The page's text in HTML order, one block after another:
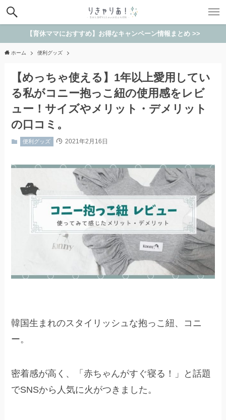
【育休ママにおすすめ】お得なキャンペーン情報まとめ >>
ホーム 便利グッズ
【めっちゃ使える】1年以上愛用してい
る私がコニー抱っこ紐の使用感をレビ
ュー！サイズやメリット・デメリット
の口コミ。
便利グッズ 2021年2月16日
韓国生まれのスタイリッシュな抱っこ紐、コニ
ー。
密着感が高く、「赤ちゃんがすぐ寝る！」と話題
でSNSから人気に火がつきました。